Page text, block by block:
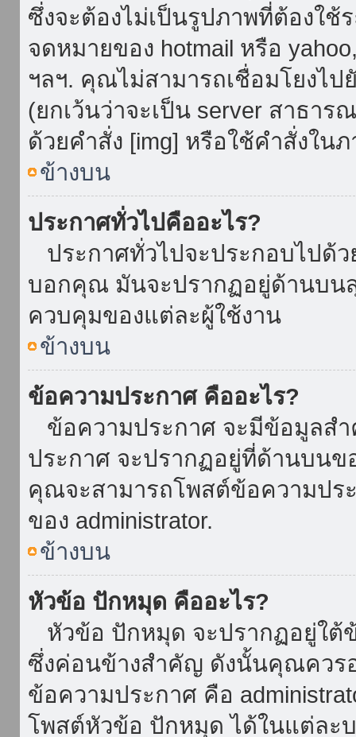
ซึ่งจะต้องไม่เป็นรูปภาพที่ต้องใ
จดหมายของ hotmail หรือ
ฯลฯ. คุณไม่สามารถเชื่อมโยงไ
(ยกเว้นว่าจะเป็น server สาธาร
ด้วยคำสั่ง [img] หรือใช้คำสั่งใ
ข้างบน
ประกาศทั่วไปคืออะไร?
ประกาศทั่วไปจะประกอบไปด้
บอกคุณ มันจะปรากฏอยู่ด้านบน
ควบคุมของแต่ละผู้ใช้งาน
ข้างบน
ข้อความประกาศ คืออะไร?
ข้อความประกาศ จะมีข้อมูลส
ประกาศ จะปรากฏอยู่ที่ด้านบนข
คุณจะสามารถโพสต์ข้อความป
ของ administrator.
ข้างบน
หัวข้อ ปักหมุด คืออะไร?
หัวข้อ ปักหมุด จะปรากฏอยู่ใต้
ซึ่งค่อนข้างสำคัญ ดังนั้นคุณควร
ข้อความประกาศ คือ
โพสต์หัวข้อ ปักหมุด ได้ในแต่ละ